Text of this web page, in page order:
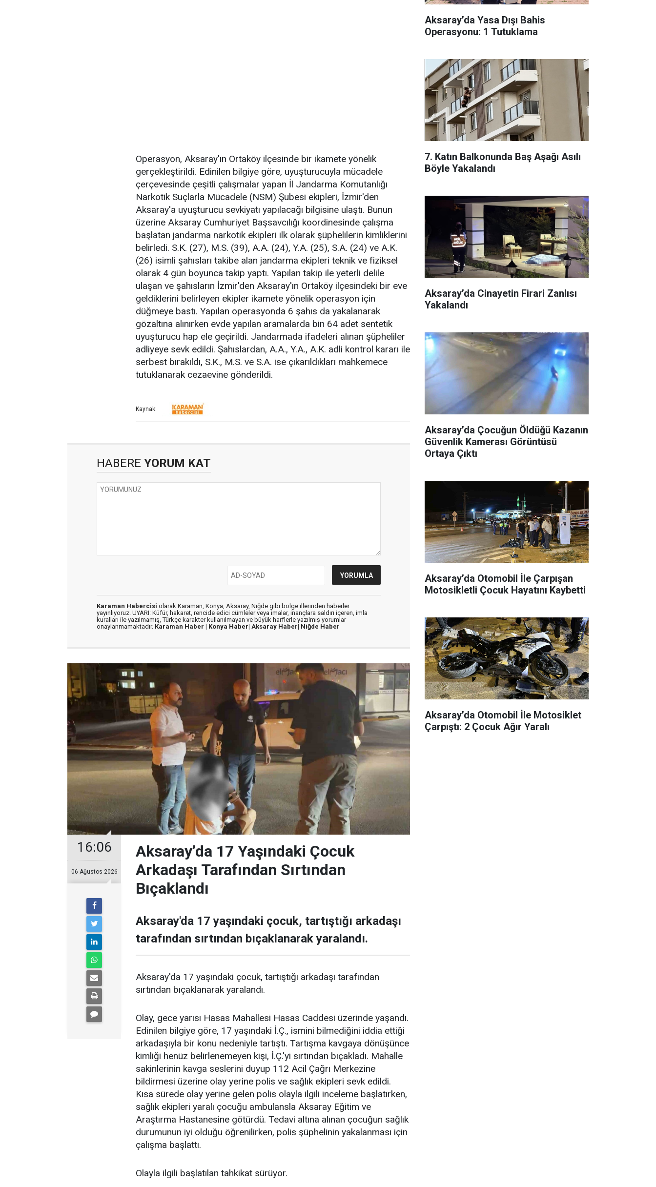
Operasyon, Aksaray'ın Ortaköy ilçesinde bir ikamete yönelik
gerçekleştirildi. Edinilen bilgiye göre, uyuşturucuyla mücadele
çerçevesinde çeşitli çalışmalar yapan İl Jandarma Komutanlığı
Narkotik Suçlarla Mücadele (NSM) Şubesi ekipleri, İzmir'den
Aksaray'a uyuşturucu sevkiyatı yapılacağı bilgisine ulaştı. Bunun
üzerine Aksaray Cumhuriyet Başsavcılığı koordinesinde çalışma
başlatan jandarma narkotik ekipleri ilk olarak şüphelilerin kimliklerini
belirledi. S.K. (27), M.S. (39), A.A. (24), Y.A. (25), S.A. (24) ve A.K.
(26) isimli şahısları takibe alan jandarma ekipleri teknik ve fiziksel
olarak 4 gün boyunca takip yaptı. Yapılan takip ile yeterli delile
ulaşan ve şahısların İzmir'den Aksaray'ın Ortaköy ilçesindeki bir eve
geldiklerini belirleyen ekipler ikamete yönelik operasyon için
düğmeye bastı. Yapılan operasyonda 6 şahıs da yakalanarak
gözaltına alınırken evde yapılan aramalarda bin 64 adet sentetik
uyuşturucu hap ele geçirildi. Jandarmada ifadeleri alınan şüpheliler
adliyeye sevk edildi. Şahıslardan, A.A., Y.A., A.K. adli kontrol kararı ile
serbest bırakıldı, S.K., M.S. ve S.A. ise çıkarıldıkları mahkemece
tutuklanarak cezaevine gönderildi.
Kaynak:
HABERE YORUM KAT
Karaman Habercisi olarak Karaman, Konya, Aksaray, Niğde gibi bölge illerinden haberler
yayınlıyoruz. UYARI: Küfür, hakaret, rencide edici cümleler veya imalar, inançlara saldırı içeren, imla
kuralları ile yazılmamış, Türkçe karakter kullanılmayan ve büyük harflerle yazılmış yorumlar
onaylanmamaktadır. Karaman Haber | Konya Haber| Aksaray Haber| Niğde Haber
16:06
06 Ağustos 2026
Aksaray’da 17 Yaşındaki Çocuk
Arkadaşı Tarafından Sırtından
Bıçaklandı
Aksaray'da 17 yaşındaki çocuk, tartıştığı arkadaşı
tarafından sırtından bıçaklanarak yaralandı.
Aksaray'da 17 yaşındaki çocuk, tartıştığı arkadaşı tarafından
sırtından bıçaklanarak yaralandı.
Olay, gece yarısı Hasas Mahallesi Hasas Caddesi üzerinde yaşandı.
Edinilen bilgiye göre, 17 yaşındaki İ.Ç., ismini bilmediğini iddia ettiği
arkadaşıyla bir konu nedeniyle tartıştı. Tartışma kavgaya dönüşünce
kimliği henüz belirlenemeyen kişi, İ.Ç.'yi sırtından bıçakladı. Mahalle
sakinlerinin kavga seslerini duyup 112 Acil Çağrı Merkezine
bildirmesi üzerine olay yerine polis ve sağlık ekipleri sevk edildi.
Kısa sürede olay yerine gelen polis olayla ilgili inceleme başlatırken,
sağlık ekipleri yaralı çocuğu ambulansla Aksaray Eğitim ve
Araştırma Hastanesine götürdü. Tedavi altına alınan çocuğun sağlık
durumunun iyi olduğu öğrenilirken, polis şüphelinin yakalanması için
çalışma başlattı.
Olayla ilgili başlatılan tahkikat sürüyor.
Aksaray’da Yasa Dışı Bahis
Operasyonu: 1 Tutuklama
7. Katın Balkonunda Baş Aşağı Asılı
Böyle Yakalandı
Aksaray’da Cinayetin Firari Zanlısı
Yakalandı
Aksaray’da Çocuğun Öldüğü Kazanın
Güvenlik Kamerası Görüntüsü
Ortaya Çıktı
Aksaray’da Otomobil İle Çarpışan
Motosikletli Çocuk Hayatını Kaybetti
Aksaray’da Otomobil İle Motosiklet
Çarpıştı: 2 Çocuk Ağır Yaralı